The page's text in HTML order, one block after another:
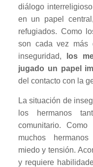
diálogo
en un papel
refugiados. Como
son cada vez más
inseguridad,
los
jugado un papel
del contacto con la
La situación de
los hermanos
comunitario.
muchos hermanos
miedo y tensión.
y requiere